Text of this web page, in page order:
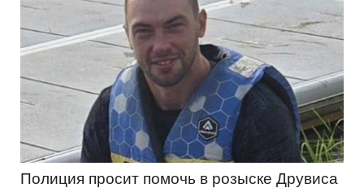
Полиция просит помочь в розыске Друвиса